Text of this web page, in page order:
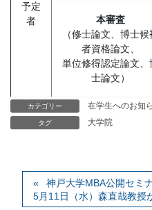
予定
者
本審査
（修士論文、博士候
者資格論文、
単位修得認定論文、
士論文）
カテゴリー 在学生へのお知
タグ 大学院
神戸大学MBA公開セミ
5月11日（水）森直哉教授